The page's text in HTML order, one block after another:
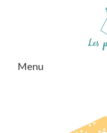
Menu